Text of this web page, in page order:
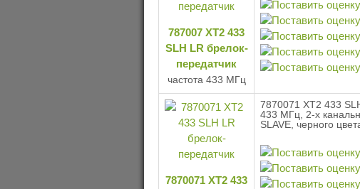
787007 XT2 433
SLH LR брелок-
передатчик
частота 433 МГц
7870071 XT2 433
7870071 XT2 433
433 МГц, 2-х
SLAVE, черного